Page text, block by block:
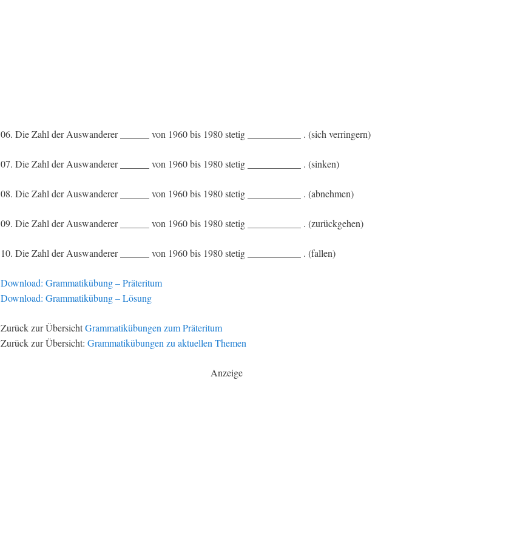
06. Die Zahl der Auswanderer ______ von 1960 bis 1980 stetig ___________ . (sich verringern)
07. Die Zahl der Auswanderer ______ von 1960 bis 1980 stetig ___________ . (sinken)
08. Die Zahl der Auswanderer ______ von 1960 bis 1980 stetig ___________ . (abnehmen)
09. Die Zahl der Auswanderer ______ von 1960 bis 1980 stetig ___________ . (zurückgehen)
10. Die Zahl der Auswanderer ______ von 1960 bis 1980 stetig ___________ . (fallen)
Download: Grammatikübung – Präteritum
Download: Grammatikübung – Lösung
Zurück zur ÜbersichtGrammatikübungen zum Präteritum
Zurück zur Übersicht: Grammatikübungen zu aktuellen Themen
Anzeige